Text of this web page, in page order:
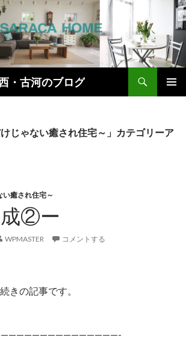
・古河のブログ
けじゃない癒され住宅～」カテゴリーア
癒され住宅～
成②ー
WPMASTER コメントする
きの記事です。